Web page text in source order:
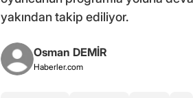
yakından takip ediliyor.
Osman DEMİR
Haberler.com